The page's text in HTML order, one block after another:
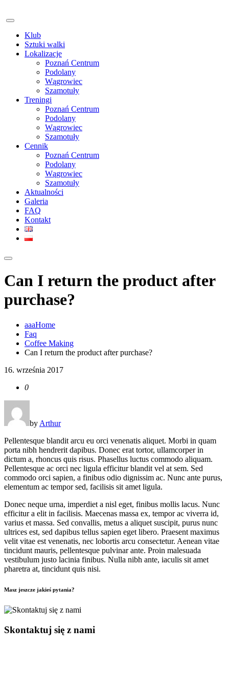
Klub
Sztuki walki
Lokalizacje
Poznań Centrum
Podolany
Wągrowiec
Szamotuły
Treningi
Poznań Centrum
Podolany
Wągrowiec
Szamotuły
Cennik
Poznań Centrum
Podolany
Wągrowiec
Szamotuły
Aktualności
Galeria
FAQ
Kontakt
Can I return the product after
purchase?
aaaHome
Faq
Coffee Making
Can I return the product after purchase?
16. września 2017
0
by Arthur
Pellentesque blandit arcu eu orci venenatis aliquet. Morbi in quam
porta nibh hendrerit dapibus. Donec erat tortor, ullamcorper in
dictum a, rhoncus quis risus. Phasellus luctus commodo aliquam.
Pellentesque ac orci nec ligula efficitur blandit vel at sem. Sed
commodo orci sapien, a finibus odio dignissim ac. Nunc ante purus,
elementum ac tempor sed, facilisis sit amet ligula.
Donec neque urna, imperdiet a nisl eget, finibus mollis lacus. Nunc
efficitur a elit in facilisis. Maecenas massa ex, tempor ac viverra id,
varius et massa. Sed convallis, metus a aliquet suscipit, purus nunc
ultrices est, sed dapibus tellus sapien eget libero. Praesent maximus
velit vitae est venenatis, nec lobortis arcu consectetur. Aenean vitae
tincidunt mauris, pellentesque pulvinar ante. Proin malesuada
vestibulum justo lacinia finibus. Nulla nibh ante, iaculis sit amet
pharetra at, tincidunt quis nisi.
Masz jeszcze jakieś pytania?
Skontaktuj się z nami